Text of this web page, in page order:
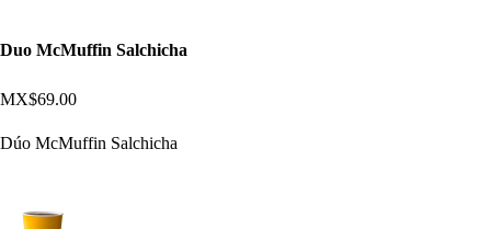
Duo McMuffin Salchicha
MX$69.00
Dúo McMuffin Salchicha